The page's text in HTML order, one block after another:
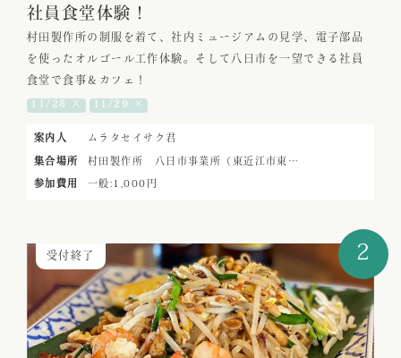
社員食堂体験！
村田製作所の制服を着て、社内ミュージアムの見学、電子部品
を使ったオルゴール工作体験。そして八日市を一望できる社員
食堂で食事＆カフェ！
11/28 × 11/29 ×
案内人 ムラタセイサク君
集合場所 村田製作所 八日市事業所（東近江市東…
参加費用 一般:1,000円
受付終了 2